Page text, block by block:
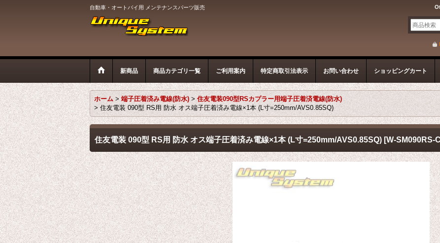
自動車・オートバイ用 メンテナンスパーツ販売
新商品 商品カテゴリ一覧 ご利用案内 特定商取引法表示 お問い合わせ ショッピングカート
ホーム > 端子圧着済み電線(防水) > 住友電装090型RSカプラー用端子圧着済電線(防水)
> 住友電装 090型 RS用 防水 オス端子圧着済み電線×1本 (L寸=250mm/AVS0.85SQ)
住友電装 090型 RS用 防水 オス端子圧着済み電線×1本 (L寸=250mm/AVS0.85SQ) [W-SM090RS-